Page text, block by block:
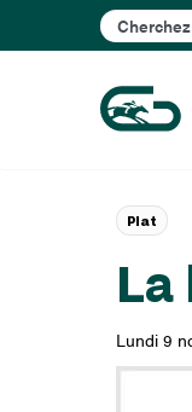
Lundi 9
Plat